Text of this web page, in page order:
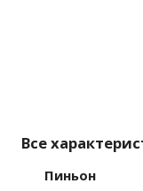
Все
Пиньон